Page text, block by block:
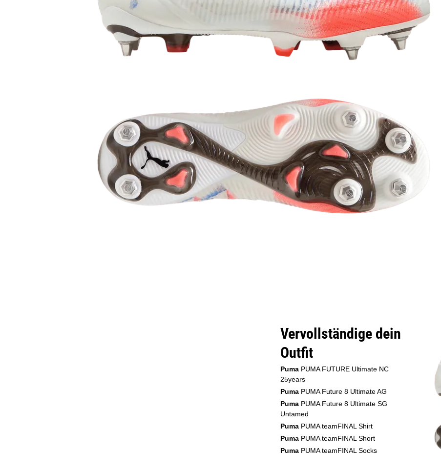
Vervollständige dein
Outfit
Puma PUMA FUTURE Ultimate NC
25years
Puma PUMA Future 8 Ultimate AG
Puma PUMA Future 8 Ultimate SG
Untamed
Puma PUMA teamFINAL Shirt
Puma PUMA teamFINAL Short
Puma PUMA teamFINAL Socks